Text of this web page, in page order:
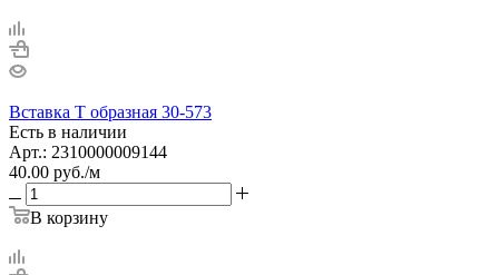
Вставка Т образная 30-573
Есть в наличии
Арт.: 2310000009144
40.00 руб./м
В корзину